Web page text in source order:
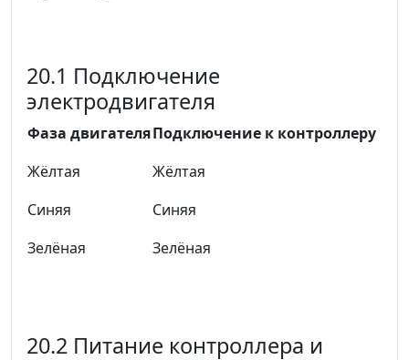
20.1 Подключение
электродвигателя
Фаза двигателяПодключение к контроллеру
Жёлтая
Жёлтая
Синяя
Синяя
Зелёная
Зелёная
20.2 Питание контроллера и